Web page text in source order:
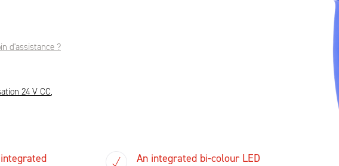
d'assistance ?
24 V CC,
An integrated bi-colour LED